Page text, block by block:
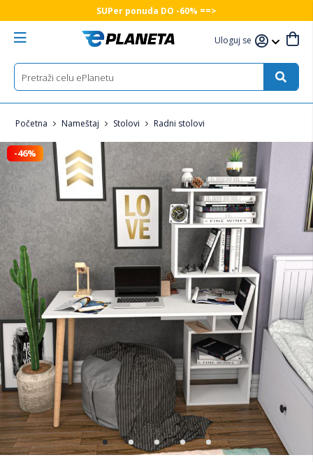
SUPer ponuda DO -60% ==>
Uloguj se
Početna Nameštaj Stolovi Radni stolovi
-46%